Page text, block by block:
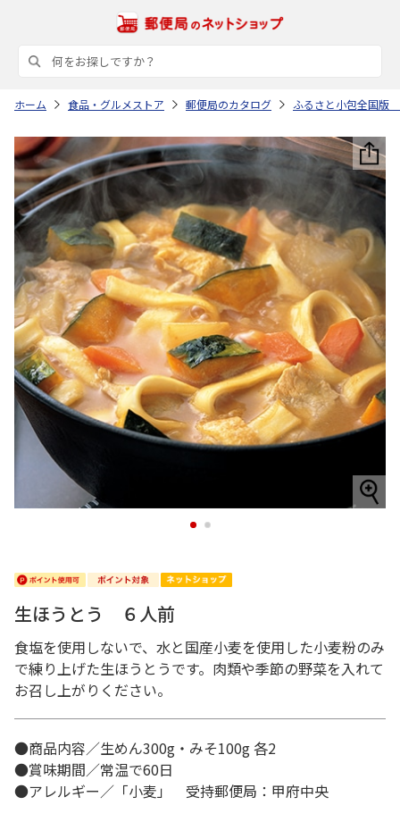
ホーム 食品・グルメストア 郵便局のカタログ ふるさと小包全国版
1 2
生ほうとう ６人前
食塩を使用しないで、水と国産小麦を使用した小麦粉のみ
で練り上げた生ほうとうです。肉類や季節の野菜を入れて
お召し上がりください。
●商品内容／生めん300g・みそ100g 各2
●賞味期間／常温で60日
●アレルギー／「小麦」 受持郵便局：甲府中央